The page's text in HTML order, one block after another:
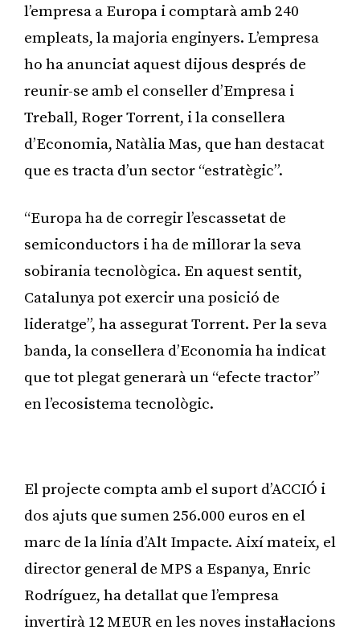
l’empresa a Europa i comptarà amb 240
empleats, la majoria enginyers. L’empresa
ho ha anunciat aquest dijous després de
reunir-se amb el conseller d’Empresa i
Treball, Roger Torrent, i la consellera
d’Economia, Natàlia Mas, que han destacat
que es tracta d’un sector “estratègic”.
“Europa ha de corregir l’escassetat de
semiconductors i ha de millorar la seva
sobirania tecnològica. En aquest sentit,
Catalunya pot exercir una posició de
lideratge”, ha assegurat Torrent. Per la seva
banda, la consellera d’Economia ha indicat
que tot plegat generarà un “efecte tractor”
en l’ecosistema tecnològic.
El projecte compta amb el suport d’ACCIÓ i
dos ajuts que sumen 256.000 euros en el
marc de la línia d’Alt Impacte. Així mateix, el
director general de MPS a Espanya, Enric
Rodríguez, ha detallat que l’empresa
invertirà 12 MEUR en les noves instal·lacions